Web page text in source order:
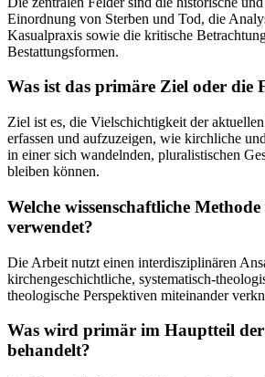
Einordnung von Sterben und Tod, die
Kasualpraxis sowie die kritische
Bestattungsformen.
Was ist das primäre Ziel oder die
Ziel ist es, die Vielschichtigkeit der
erfassen und aufzuzeigen, wie kirchliche
in einer sich wandelnden, pluralistischen
bleiben können.
Welche wissenschaftliche
verwendet?
Die Arbeit nutzt einen interdisziplinären
kirchengeschichtliche, systematisch-
theologische Perspektiven miteinander
Was wird primär im Hauptteil
behandelt?